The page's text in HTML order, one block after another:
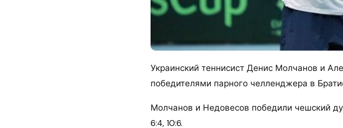
Украинский теннисист Денис Молчанов и
победителями парного челленджера в
Молчанов и Недовесов победили чешский
6:4, 10:6.